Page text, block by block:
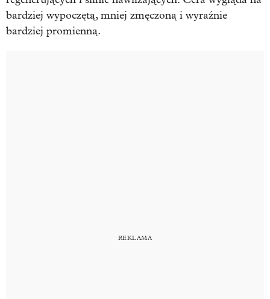
bardziej wypoczętą, mniej zmęczoną i wyraźnie
bardziej promienną.